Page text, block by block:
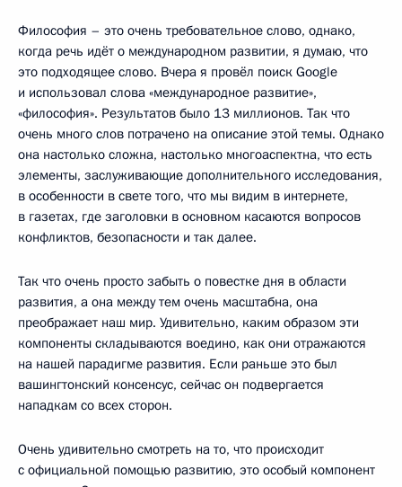
Философия – это очень требовательное слово, однако,
когда речь идёт о международном развитии, я думаю, что
это подходящее слово. Вчера я провёл поиск Google
и использовал слова «международное развитие»,
«философия». Результатов было 13 миллионов. Так что
очень много слов потрачено на описание этой темы. Однако
она настолько сложна, настолько многоаспектна, что есть
элементы, заслуживающие дополнительного исследования,
в особенности в свете того, что мы видим в интернете,
в газетах, где заголовки в основном касаются вопросов
конфликтов, безопасности и так далее.
Так что очень просто забыть о повестке дня в области
развития, а она между тем очень масштабна, она
преображает наш мир. Удивительно, каким образом эти
компоненты складываются воедино, как они отражаются
на нашей парадигме развития. Если раньше это был
вашингтонский консенсус, сейчас он подвергается
нападкам со всех сторон.
Очень удивительно смотреть на то, что происходит
с официальной помощью развитию, это особый компонент